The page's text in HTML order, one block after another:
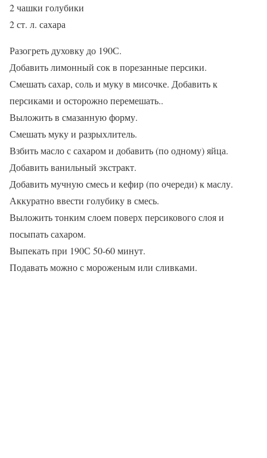
2 чашки голубики
2 ст. л. сахара
Разогреть духовку до 190С.
Добавить лимонный сок в порезанные персики.
Смешать сахар, соль и муку в мисочке. Добавить к
персиками и осторожно перемешать..
Выложить в смазанную форму.
Смешать муку и разрыхлитель.
Взбить масло с сахаром и добавить (по одному) яйца.
Добавить ванильный экстракт.
Добавить мучную смесь и кефир (по очереди) к маслу.
Аккуратно ввести голубику в смесь.
Выложить тонким слоем поверх персикового слоя и
посыпать сахаром.
Выпекать при 190С 50-60 минут.
Подавать можно с мороженым или сливками.